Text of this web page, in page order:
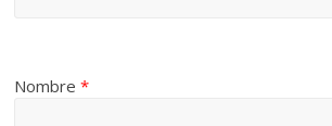
Nombre*